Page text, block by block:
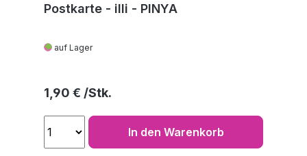
Postkarte - illi - PINYA
auf Lager
Regulärer Preis:
1,90 €
In den Warenkorb